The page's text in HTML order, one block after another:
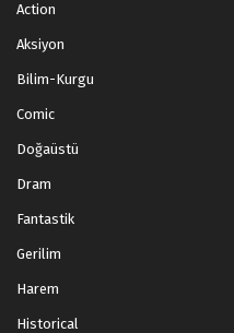
Action
Aksiyon
Bilim-Kurgu
Comic
Doğaüstü
Dram
Fantastik
Gerilim
Harem
Historical